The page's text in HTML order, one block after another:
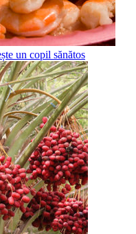
un copil sănătos